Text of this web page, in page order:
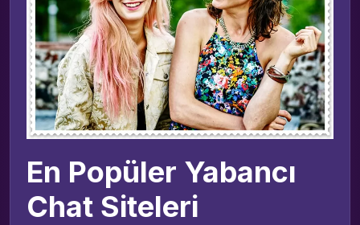
En Popüler Yabancı
Chat Siteleri